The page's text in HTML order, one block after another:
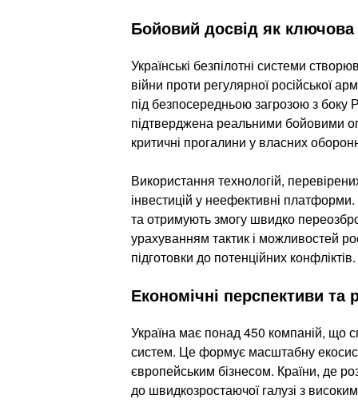
Бойовий досвід як ключова
Українські безпілотні системи
війни проти регулярної російської
під безпосередньою загрозою з боку
підтверджена реальними бойовими
критичні прогалини у власних
Використання технологій,
інвестицій у неефективні
та отримують змогу швидко
урахуванням тактик і можливостей
підготовки до потенційних конфліктів.
Економічні перспективи та
Україна має понад 450 компаній, що
систем. Це формує масштабну
європейським бізнесом. Країни, де
до швидкозростаючої галузі з